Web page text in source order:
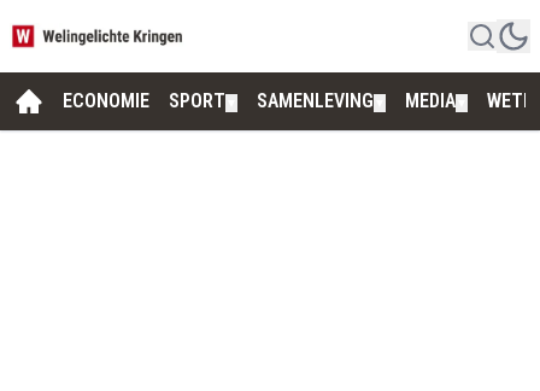
ECONOMIE SPORT SAMENLEVING MEDIA